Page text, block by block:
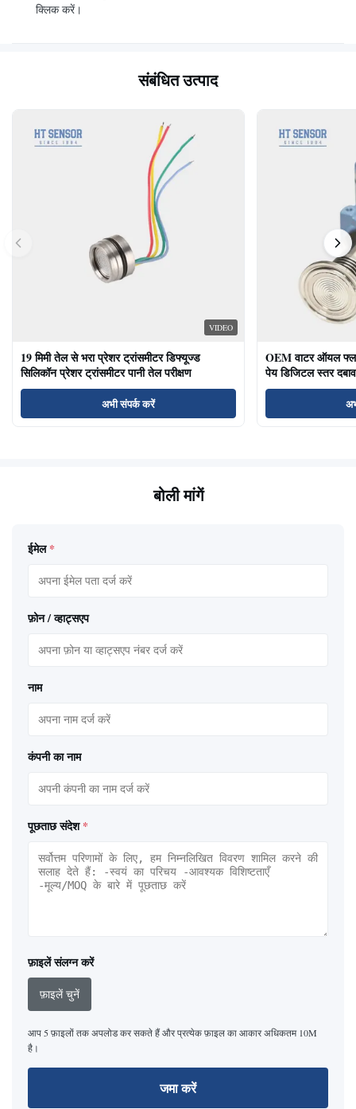
क्लिक करें।
संबंधित उत्पाद
VIDEO
19 मिमी तेल से भरा प्रेशर ट्रांसमीटर डिफ्यूज्ड
सिलिकॉन प्रेशर ट्रांसमीटर पानी तेल परीक्षण
अभी संपर्क करें
OEM वाटर ऑयल
पेय डिजिटल स्तर
बोली मांगें
ईमेल *
फ़ोन / व्हाट्सएप
नाम
कंपनी का नाम
पूछताछ संदेश *
फ़ाइलें संलग्न करें
फ़ाइलें चुनें
आप 5 फ़ाइलों तक अपलोड कर सकते हैं और प्रत्येक फ़ाइल का आकार अधिकतम 10M
है।
जमा करें